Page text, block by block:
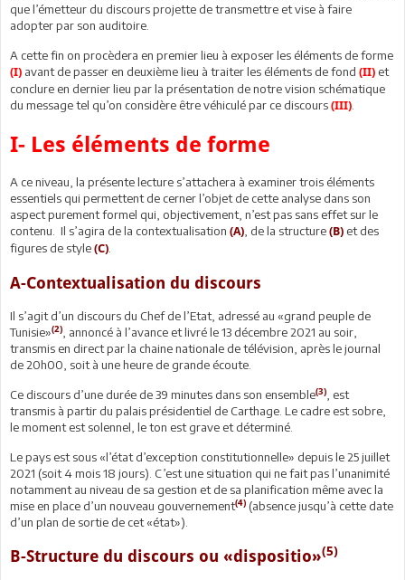
que l’émetteur du discours projette de transmettre et vise à faire
adopter par son auditoire.
A cette fin on procèdera en premier lieu à exposer les éléments de forme
(I) avant de passer en deuxième lieu à traiter les éléments de fond (II) et
conclure en dernier lieu par la présentation de notre vision schématique
du message tel qu’on considère être véhiculé par ce discours (III)
I- Les éléments de forme
A ce niveau, la présente lecture s’attachera à examiner trois éléments
essentiels qui permettent de cerner l’objet de cette analyse dans son
aspect purement formel qui, objectivement, n’est pas sans effet sur le
contenu. Il s’agira de la contextualisation (A) , de la structure (B) et des
figures de style (C)
A-Contextualisation du discours
Il s’agit d’un discours du Chef de l’Etat, adressé au «grand peuple de
Tunisie»(2)
, annoncé à l’avance et livré le 13 décembre 2021 au soir,
transmis en direct par la chaine nationale de télévision, après le journal
de 20h00, soit à une heure de grande écoute.
Ce discours d’une durée de 39 minutes dans son ensemble(3)
, est
transmis à partir du palais présidentiel de Carthage. Le cadre est sobre,
le moment est solennel, le ton est grave et déterminé.
Le pays est sous «l’état d’exception constitutionnelle» depuis le 25 juillet
2021 (soit 4 mois 18 jours). C’est une situation qui ne fait pas l’unanimité
notamment au niveau de sa gestion et de sa planification même avec la
mise en place d’un nouveau gouvernement(4) (absence jusqu’à cette date
d’un plan de sortie de cet «état»).
B-Structure du discours ou «dispositio»(5)